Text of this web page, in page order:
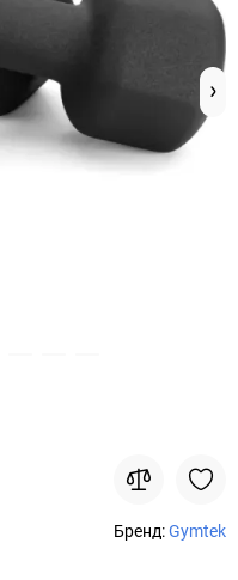
Бренд:Gymtek